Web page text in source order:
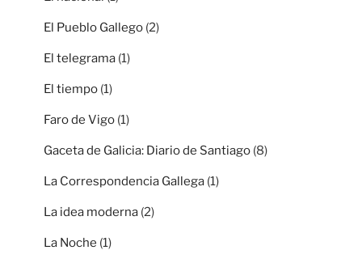
El Pueblo Gallego (2)
El telegrama (1)
El tiempo (1)
Faro de Vigo (1)
Gaceta de Galicia: Diario de Santiago (8)
La Correspondencia Gallega (1)
La idea moderna (2)
La Noche (1)